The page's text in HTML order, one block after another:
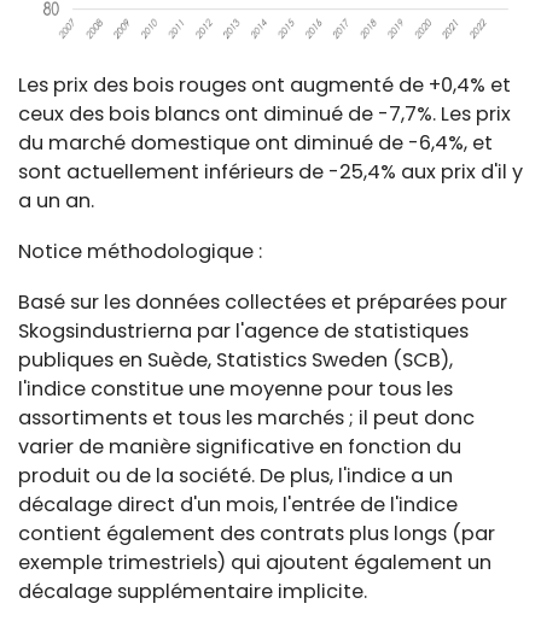
Les prix des bois rouges ont augmenté de +0,4% et
ceux des bois blancs ont diminué de -7,7%. Les prix
du marché domestique ont diminué de -6,4%, et
sont actuellement inférieurs de -25,4% aux prix d'il y
a un an.
Notice méthodologique :
Basé sur les données collectées et préparées pour
Skogsindustrierna par l'agence de statistiques
publiques en Suède, Statistics Sweden (SCB),
l'indice constitue une moyenne pour tous les
assortiments et tous les marchés ; il peut donc
varier de manière significative en fonction du
produit ou de la société. De plus, l'indice a un
décalage direct d'un mois, l'entrée de l'indice
contient également des contrats plus longs (par
exemple trimestriels) qui ajoutent également un
décalage supplémentaire implicite.